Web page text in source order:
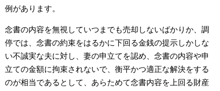
例があります。
念書の内容を無視していつまでも売却しないばかりか、調
停では、念書の約束をはるかに下回る金銭の提示しかしな
い不誠実な夫に対し、妻の申立てを認め、念書の内容や申
立ての金額に拘束されないで、衡平かつ適正な解決をする
のが相当であるとして、あらためて念書内容を上回る財産